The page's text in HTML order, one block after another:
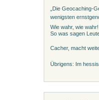
„Die Geocaching-
wenigsten
Wie wahr, wie wahr!
So was sagen
Cacher, macht
Übrigens: Im